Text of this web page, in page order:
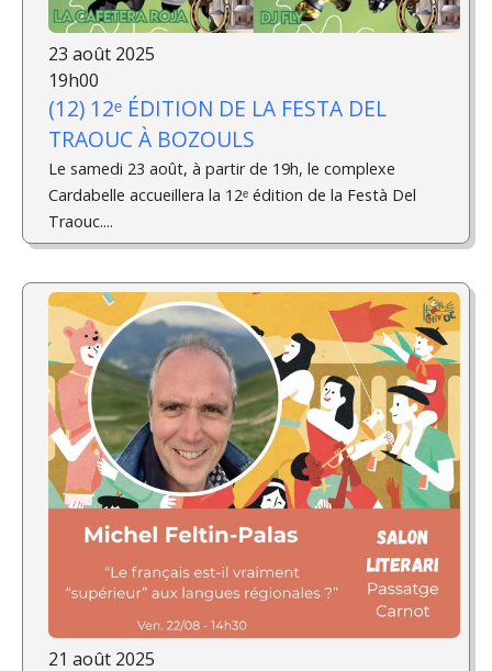
23 août 2025
19h00
(12) 12ᵉ ÉDITION DE LA FESTA DEL
TRAOUC À BOZOULS
Le samedi 23 août, à partir de 19h, le complexe
Cardabelle accueillera la 12ᵉ édition de la Festà Del
Traouc....
21 août 2025